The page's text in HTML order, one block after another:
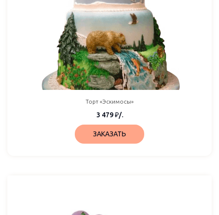
Торт «Эскимосы»
3 479₽/.
ЗАКАЗАТЬ